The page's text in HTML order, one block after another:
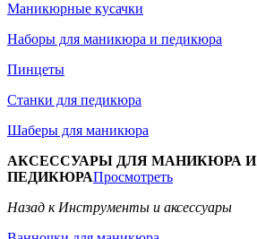
Маникюрные кусачки
Наборы для маникюра и педикюра
Пинцеты
Станки для педикюра
Шаберы для маникюра
АКСЕССУАРЫ ДЛЯ МАНИКЮРА И
ПЕДИКЮРАПросмотреть
Назад к Инструменты и аксессуары